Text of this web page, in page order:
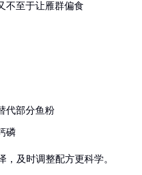
不至于让雁群偏食
代部分鱼粉
磷
，及时调整配方更科学。